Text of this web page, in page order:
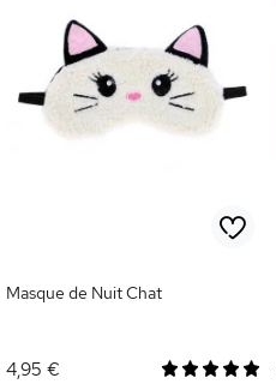
Masque de Nuit Chat
4,95 €